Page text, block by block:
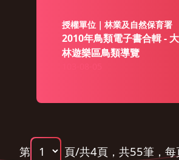
授權單位｜林業及自然保育署
2010年鳥類電子書合輯 -
林遊樂區鳥類導覽
第 頁/共4頁，共55筆， 每